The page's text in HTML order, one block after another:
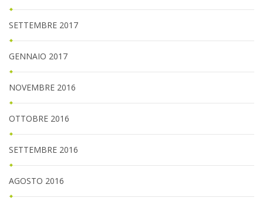
SETTEMBRE 2017
GENNAIO 2017
NOVEMBRE 2016
OTTOBRE 2016
SETTEMBRE 2016
AGOSTO 2016